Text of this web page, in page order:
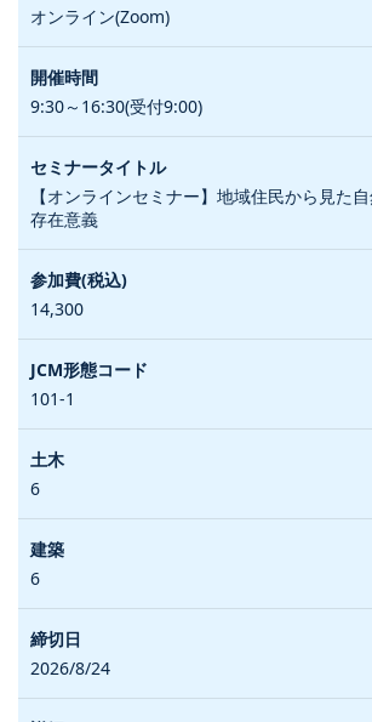
オンライン(Zoom)
9:30～16:30(受付9:00)
【オンラインセミナー】地域住民から見た
存在意義
14,300
101-1
6
6
2026/8/24